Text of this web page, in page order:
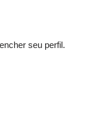
seu perfil.